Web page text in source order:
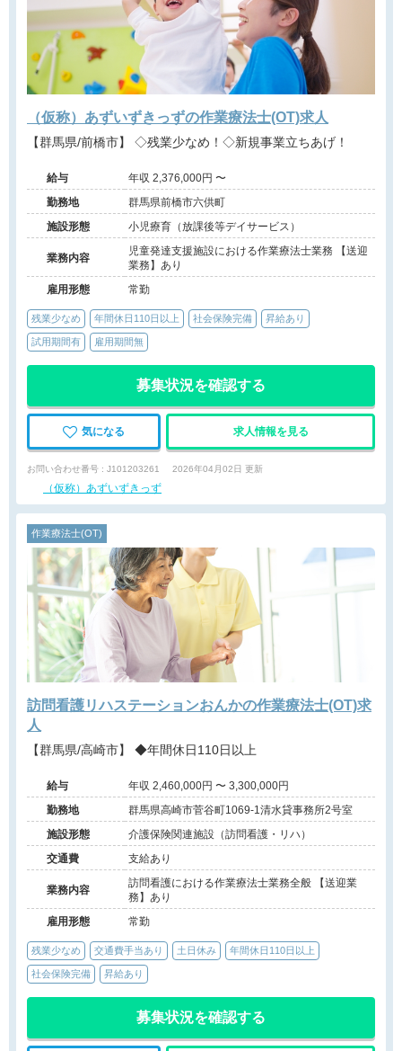
（仮称）あずいずきっずの作業療法士(OT)求人
【群馬県/前橋市】 ◇残業少なめ！◇新規事業立ちあげ！
給与
年収 2,376,000円 〜
勤務地
群馬県前橋市六供町
施設形態
小児療育（放課後等デイサービス）
業務内容
児童発達支援施設における作業療法士業務 【送迎
業務】あり
雇用形態
常勤
残業少なめ 年間休日110日以上 社会保険完備 昇給あり
試用期間有 雇用期間無
募集状況を確認する
気になる 求人情報を見る
お問い合わせ番号 : J101203261 2026年04月02日 更新
（仮称）あずいずきっず
作業療法士(OT)
訪問看護リハステーションおんかの作業療法士(OT)求
人
【群馬県/高崎市】 ◆年間休日110日以上
給与
年収 2,460,000円 〜 3,300,000円
勤務地
群馬県高崎市菅谷町1069-1清水貸事務所2号室
施設形態
介護保険関連施設（訪問看護・リハ）
交通費
支給あり
業務内容
訪問看護における作業療法士業務全般 【送迎業
務】あり
雇用形態
常勤
残業少なめ 交通費手当あり 土日休み 年間休日110日以上
社会保険完備 昇給あり
募集状況を確認する